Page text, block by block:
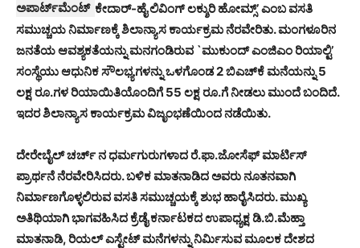
ಅಪಾರ್ಟ್‍ಮೆಂಟ್ ಕೇದಾರ್-ಹೈ ಲಿವಿಂಗ್ ಲಕ್ಶುರಿ ಹೋಮ್ಸ್’ ಎಂಬ ವಸತಿ
ಸಮುಚ್ಚಯ ನಿರ್ಮಾಣಕ್ಕೆ ಶಿಲಾನ್ಯಾಸ ಕಾರ್ಯಕ್ರಮ ನೆರವೇರಿತು. ಮಂಗಳೂರಿನ
ಜನತೆಯ ಆವಶ್ಯಕತೆಯನ್ನು ಮನಗಂಡಿರುವ `ಮುಕುಂದ್ ಎಂಜಿಎಂ ರಿಯಾಲ್ಟಿ’
ಸಂಸ್ಥೆಯು ಆಧುನಿಕ ಸೌಲಭ್ಯಗಳನ್ನು ಒಳಗೊಂಡ 2 ಬಿಎಚ್‍ಕೆ ಮನೆಯನ್ನು 5
ಲಕ್ಷ ರೂ.ಗಳ ರಿಯಾಯಿತಿಯೊಂದಿಗೆ 55 ಲಕ್ಷ ರೂ.ಗೆ ನೀಡಲು ಮುಂದೆ ಬಂದಿದೆ.
ಇದರ ಶಿಲಾನ್ಯಾಸ ಕಾರ್ಯಕ್ರಮ ವಿಜೃಂಭಣೆಯಿಂದ ನಡೆಯಿತು.
ದೇರೇಬೈಲ್ ಚರ್ಚ್ ನ ಧರ್ಮಗುರುಗಳಾದ ರೆ.ಫಾ.ಜೋಸೆಫ್ ಮಾರ್ಟಿಸ್
ಪ್ರಾರ್ಥನೆ ನೆರವೇರಿಸಿದರು. ಬಳಿಕ ಮಾತನಾಡಿದ ಅವರು ನೂತನವಾಗಿ
ನಿರ್ಮಾಣಗೊಳ್ಳಲಿರುವ ವಸತಿ ಸಮುಚ್ಚಯಕ್ಕೆ ಶುಭ ಹಾರೈಸಿದರು. ಮುಖ್ಯ
ಅತಿಥಿಯಾಗಿ ಭಾಗವಹಿಸಿದ ಕ್ರೆಡೈ ಕರ್ನಾಟಕದ ಉಪಾಧ್ಯಕ್ಷ ಡಿ.ಬಿ.ಮೆಹ್ತಾ
ಮಾತನಾಡಿ, ರಿಯಲ್ ಎಸ್ಟೇಟ್ ಮನೆಗಳನ್ನು ನಿರ್ಮಿಸುವ ಮೂಲಕ ದೇಶದ